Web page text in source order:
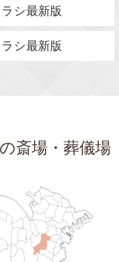
ラシ最新版
シ最新版
の斎場・葬儀場